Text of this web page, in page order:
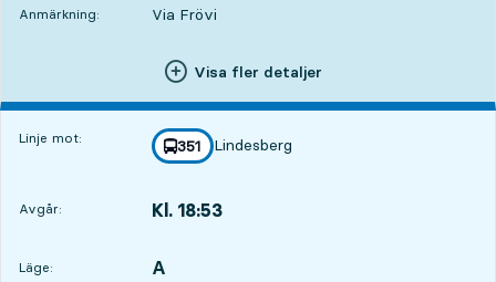
Anmärkning: Via Frövi
Visa fler detaljer
Linje mot: linje
351
mot
Lindesberg
,
Avgår: Kl. 18:53
Läge:
LÄGE, A
,